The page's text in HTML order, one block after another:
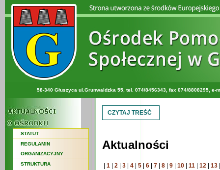
58-340 Głuszyca ul.Grunwaldzka 55, tel. 074/8456343, fax 074/8808295, e-
STATUT
REGULAMIN
ORGANIZACYJNY
STRUKTURA
CZYTAJ TREŚĆ
Aktualności
1| 2| 3| 4| 5| 6| 7| 8| 9| 10| 11| 12| 13